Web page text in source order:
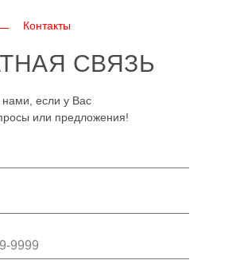
СВЯЗЬ
нами, если у Вас
или предложения!
Контакты